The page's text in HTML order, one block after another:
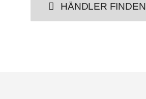
HÄNDLER FINDEN